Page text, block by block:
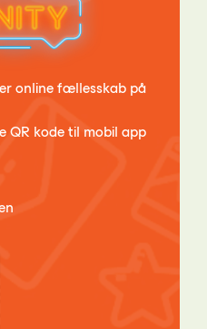
online fællesskab på
QR kode til mobil app